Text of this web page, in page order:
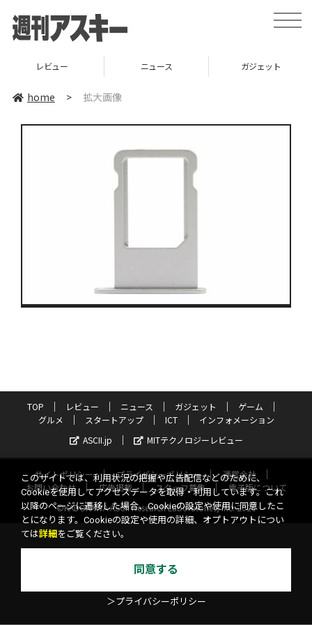
toggle
レビュー ニュース ガジェット
home > 拡大画像
TOP レビュー ニュース ガジェット
ゲーム
グルメ
スタートアップ ICT
インフォメーション
ASCII.jp
MITテクノロジーレビュー
サイトポリシー プライバシーポリシー
運営会社
お問い合わせ
広告掲載 スタッフ募集
電子版について
©KADOKAWA ASCII Research Laboratories, Inc. 2026
このサイトでは、利用状況の把握や広告配信などのために、
Cookieを使用してアクセスデータを取得・利用しています。これ
以降のページに遷移した場合、Cookieの設定や使用に同意したこ
とになります。Cookieの設定や使用の詳細、オプトアウトについ
ては詳細 をご覧ください。
同意する
＞プライバシーポリシー